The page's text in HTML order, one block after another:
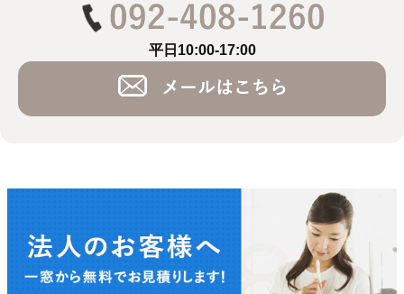
平日10:00-17:00